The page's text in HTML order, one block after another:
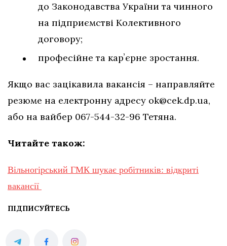
до Законодавства України та чинного
на підприємстві Колективного
договору;
професійне та карʼєрне зростання.
Якщо вас зацікавила вакансія – направляйте
резюме на електронну адресу ok@cek.dp.ua,
або на вайбер 067-544-32-96 Тетяна.
Читайте також:
Вільногірський ГМК шукає робітників: відкриті
вакансії
ПІДПИСУЙТЕСЬ